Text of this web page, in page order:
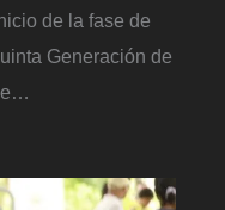
de la fase de
Generación de